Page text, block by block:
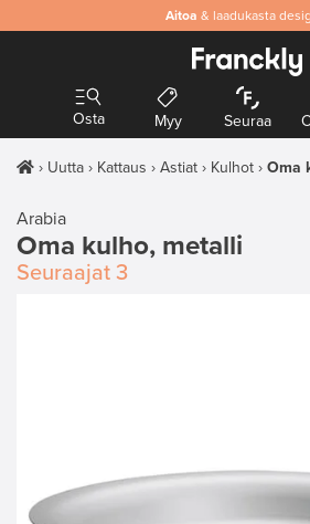
Aitoa & laadukasta
Osta Myy Seuraa
Uutta Kattaus Astiat Kulhot Oma
Arabia
Oma kulho, metalli
Seuraajat 3